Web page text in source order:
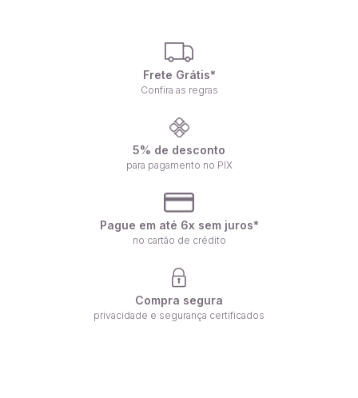
Frete Grátis*
Confira as regras
5% de desconto
para pagamento no PIX
Pague em até 6x sem juros*
no cartão de crédito
Compra segura
privacidade e segurança certificados